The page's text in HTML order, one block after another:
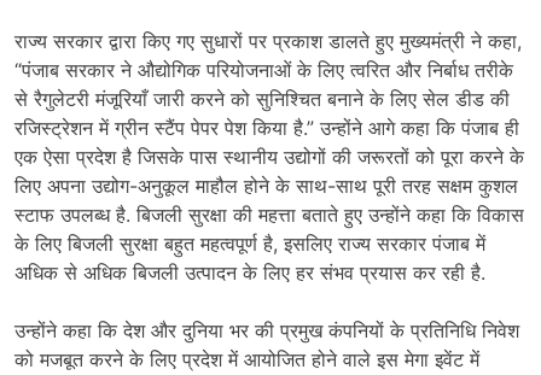
राज्य सरकार द्वारा किए गए सुधारों पर प्रकाश डालते हुए मुख्यमंत्री ने कहा,
“पंजाब सरकार ने औद्योगिक परियोजनाओं के लिए त्वरित और निर्बाध तरीके
से रैगुलेटरी मंजूरियाँ जारी करने को सुनिश्चित बनाने के लिए सेल डीड की
रजिस्ट्रेशन में ग्रीन स्टैंप पेपर पेश किया है.” उन्होंने आगे कहा कि पंजाब ही
एक ऐसा प्रदेश है जिसके पास स्थानीय उद्योगों की जरूरतों को पूरा करने के
लिए अपना उद्योग-अनुकूल माहौल होने के साथ-साथ पूरी तरह सक्षम कुशल
स्टाफ उपलब्ध है. बिजली सुरक्षा की महत्ता बताते हुए उन्होंने कहा कि विकास
के लिए बिजली सुरक्षा बहुत महत्वपूर्ण है, इसलिए राज्य सरकार पंजाब में
अधिक से अधिक बिजली उत्पादन के लिए हर संभव प्रयास कर रही है.
उन्होंने कहा कि देश और दुनिया भर की प्रमुख कंपनियों के प्रतिनिधि निवेश
को मजबूत करने के लिए प्रदेश में आयोजित होने वाले इस मेगा इवेंट में